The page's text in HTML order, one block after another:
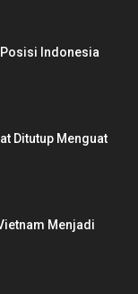
Posisi Indonesia
Ditutup Menguat
Menjadi